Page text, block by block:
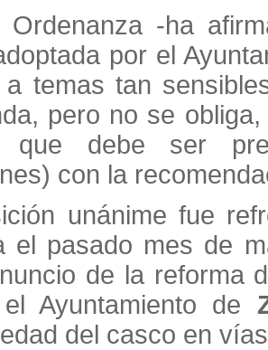
Ordenanza -ha
por el
a temas tan
pero no se
que debe ser
con la
unánime fue
el pasado mes de
de la reforma
Ayuntamiento de
del casco en